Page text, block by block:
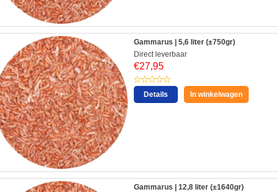
Gammarus | 5,6 liter (±750gr)
Direct leverbaar
€27,95
Details In winkelwagen
Gammarus | 12,8 liter (±1640gr)